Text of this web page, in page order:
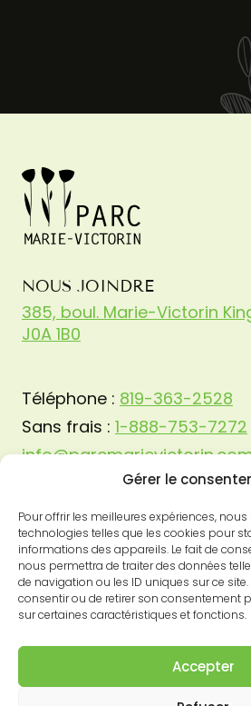
Gérer le
Pour offrir les meilleures expériences,
technologies telles que les cookies pour
informations des appareils. Le fait de
nous permettra de traiter des données
de navigation ou les ID uniques sur ce site.
consentir ou de retirer son consentement
sur certaines caractéristiques et fonctions.
Accepter
NOUS JOINDRE
385, boul. Marie-Victorin
J0A 1B0
Téléphone : 819-363-2528
Sans frais : 1-888-753-7272